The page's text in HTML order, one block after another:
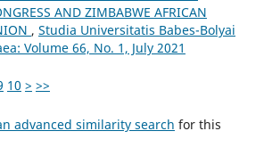
AND ZIMBABWE AFRICAN
, Studia Universitatis Babes-Bolyai
Volume 66, No. 1, July 2021
10 > >>
advanced similarity search for this